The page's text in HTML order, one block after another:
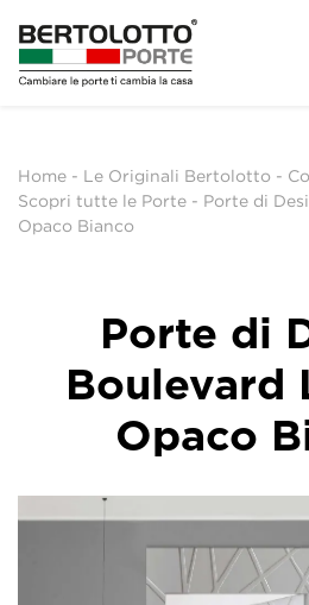
Home - Le Originali Bertolotto -
Scopri tutte le Porte - Porte di
Opaco Bianco
Porte di
Boulevard
Opaco